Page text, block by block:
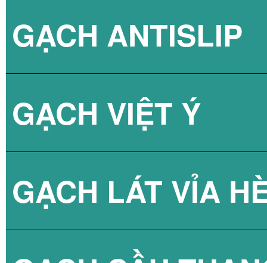
BÌNH NÓNG
BÌNH NÓNG
GẠCH ANTISLIP
GẠCH VIỆT Ý
GẠCH LÁT VỈA